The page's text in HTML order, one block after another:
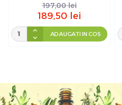
197,00 lei
189,50 lei
ADAUGATI IN COS